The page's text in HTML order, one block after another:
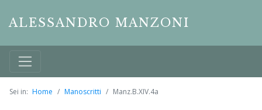
ALESSANDRO MANZONI
Sei in: Home Manoscritti Manz.B.XIV.4a